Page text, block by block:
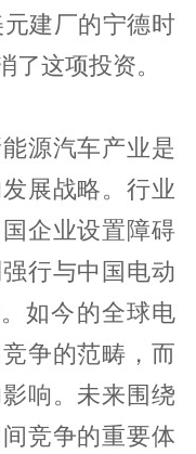
建厂的宁德时
了这项投资。
源汽车产业是
展战略。行业
企业设置障碍
行与中国电动
如今的全球电
争的范畴，而
响。未来围绕
竞争的重要体